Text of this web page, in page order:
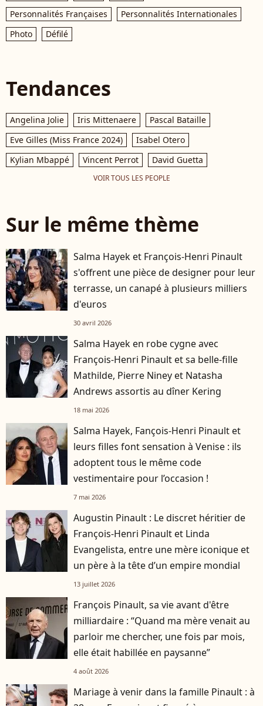
Personnalités Françaises
Personnalités Internationales
Photo
Défilé
Tendances
Angelina Jolie Iris Mittenaere
Pascal Bataille
Eve Gilles (Miss France 2024)
Isabel Otero
Kylian Mbappé
Vincent Perrot David Guetta
VOIR TOUS LES PEOPLE
Sur le même thème
Salma Hayek et François-Henri Pinault
s'offrent une pièce de designer pour leur
terrasse, un canapé à plusieurs milliers
d'euros
30 avril 2026
Salma Hayek en robe cygne avec
François-Henri Pinault et sa belle-fille
Mathilde, Pierre Niney et Natasha
Andrews assortis au dîner Kering
18 mai 2026
Salma Hayek, Fançois-Henri Pinault et
leurs filles font sensation à Venise : ils
adoptent tous le même code
vestimentaire pour l’occasion !
7 mai 2026
Augustin Pinault : Le discret héritier de
François-Henri Pinault et Linda
Evangelista, entre une mère iconique et
un père à la tête d’un empire mondial
13 juillet 2026
François Pinault, sa vie avant d'être
milliardaire : “Quand ma mère venait au
parloir me chercher, une fois par mois,
elle était habillée en paysanne”
4 août 2026
Mariage à venir dans la famille Pinault : à